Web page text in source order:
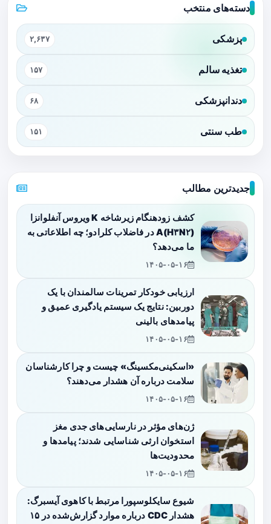
دسته‌های منتخب
پزشکی ۲,۶۳۷
تغذیه سالم ۱۵۷
دندانپزشکی ۶۸
طب سنتی ۱۵۱
جدیدترین مطالب
کشف زودهنگام زیرشاخه K ویروس آنفلوانزا
A(H۳N۲) در فاضلاب کلرادو؛ چه اطلاعاتی به
ما می‌دهد؟
۱۴۰۵-۰۵-۱۶
ارزیابی خودکار تمرینات سالمندان با یک
دوربین: نتایج یک سیستم یادگیری عمیق و
پیامدهای بالینی
۱۴۰۵-۰۵-۱۶
«اسکینی‌مکسینگ» چیست و چرا کارشناسان
سلامت درباره آن هشدار می‌دهند؟
۱۴۰۵-۰۵-۱۶
ژن‌های مؤثر در نارسایی‌های جدی مغز
استخوان ارثی شناسایی شدند؛ پیامدها و
محدودیت‌ها
۱۴۰۵-۰۵-۱۶
شیوع سایکلوسپورا مرتبط با کاهوی آیسبرگ:
هشدار CDC درباره موارد گزارش‌شده در ۱۵